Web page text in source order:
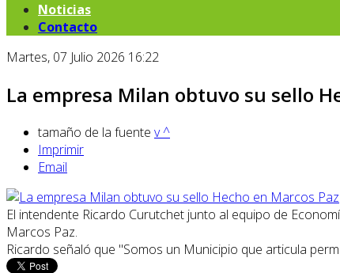
Noticias
Contacto
Martes, 07 Julio 2026 16:22
La empresa Milan obtuvo su sello
tamaño de la fuente v^
Imprimir
Email
El intendente Ricardo Curutchet junto al equipo de
Marcos Paz.
Ricardo señaló que "Somos un Municipio que articula